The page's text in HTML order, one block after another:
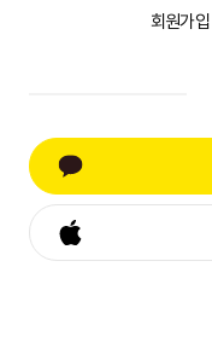
회원가입